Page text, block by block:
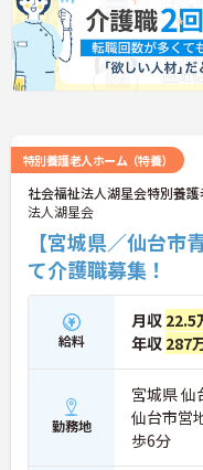
特別養護老人ホーム（特養）
社会福祉法人湖星会特別養
法人湖星会
【宮城県／仙台市
て介護職募集！
給料
月収 22.5
年収 287
勤務地
宮城県 仙
仙台市営
歩6分